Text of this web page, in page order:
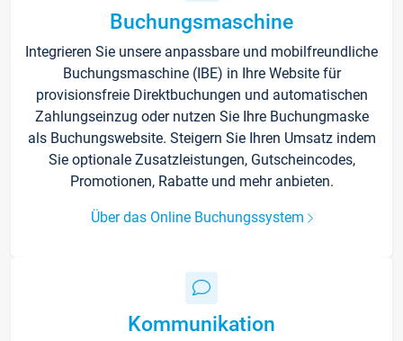
Buchungsmaschine
Integrieren Sie unsere anpassbare und mobilfreundliche
Buchungsmaschine (IBE) in Ihre Website für
provisionsfreie Direktbuchungen und automatischen
Zahlungseinzug oder nutzen Sie Ihre Buchungmaske
als Buchungswebsite. Steigern Sie Ihren Umsatz indem
Sie optionale Zusatzleistungen, Gutscheincodes,
Promotionen, Rabatte und mehr anbieten.
Über das Online Buchungssystem
Kommunikation